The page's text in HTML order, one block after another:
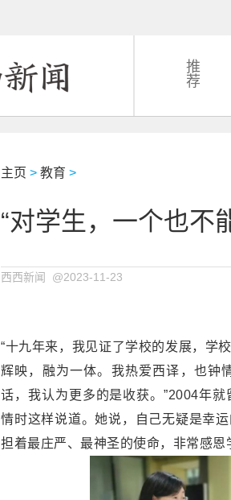
推
荐
主页 > 教育 >
“对学生，一个也
西西新闻 @2023-11-23
“十九年来，我见证了学校的发展，学
辉映，融为一体。我热爱西译，也钟
话，我认为更多的是收获。”2004年
情时这样说道。她说，自己无疑是幸
担着最庄严、最神圣的使命，非常感恩